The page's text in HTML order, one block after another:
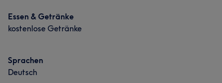
Essen & Getränke
kostenlose Getränke
Sprachen
Deutsch